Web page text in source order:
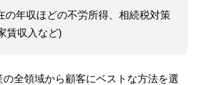
年収ほどの不労所得、相続税対策
賃収入など)
全領域から顧客にベストな方法を選